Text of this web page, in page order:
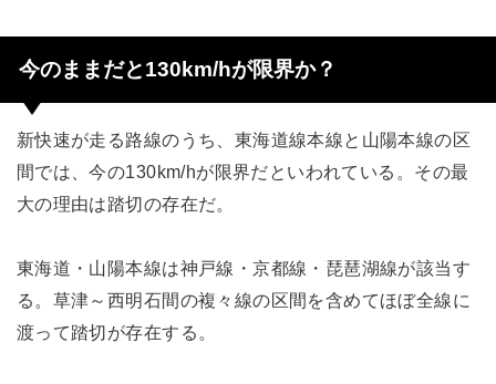
今のままだと130km/hが限界か？
新快速が走る路線のうち、東海道線本線と山陽本線の区
間では、今の130km/hが限界だといわれている。その最
大の理由は踏切の存在だ。
東海道・山陽本線は神戸線・京都線・琵琶湖線が該当す
る。草津～西明石間の複々線の区間を含めてほぼ全線に
渡って踏切が存在する。